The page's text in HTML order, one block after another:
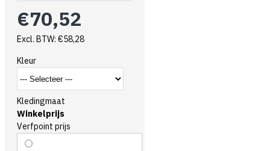
€70,52
Excl. BTW: €58,28
Kleur
Kledingmaat
Winkelprijs
Verfpoint prijs